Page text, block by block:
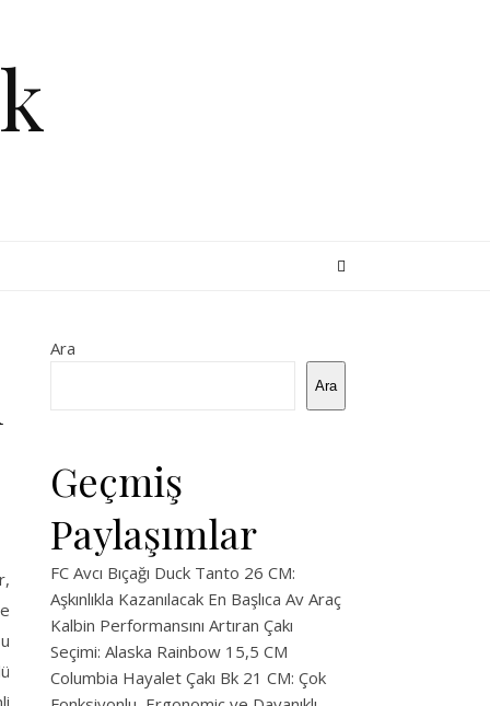
Ara
Ara
Geçmiş
Paylaşımlar
FC Avcı Bıçağı Duck Tanto 26 CM:
Aşkınlıkla Kazanılacak En Başlıca Av Araç
Kalbin Performansını Artıran Çakı
Seçimi: Alaska Rainbow 15,5 CM
Columbia Hayalet Çakı Bk 21 CM: Çok